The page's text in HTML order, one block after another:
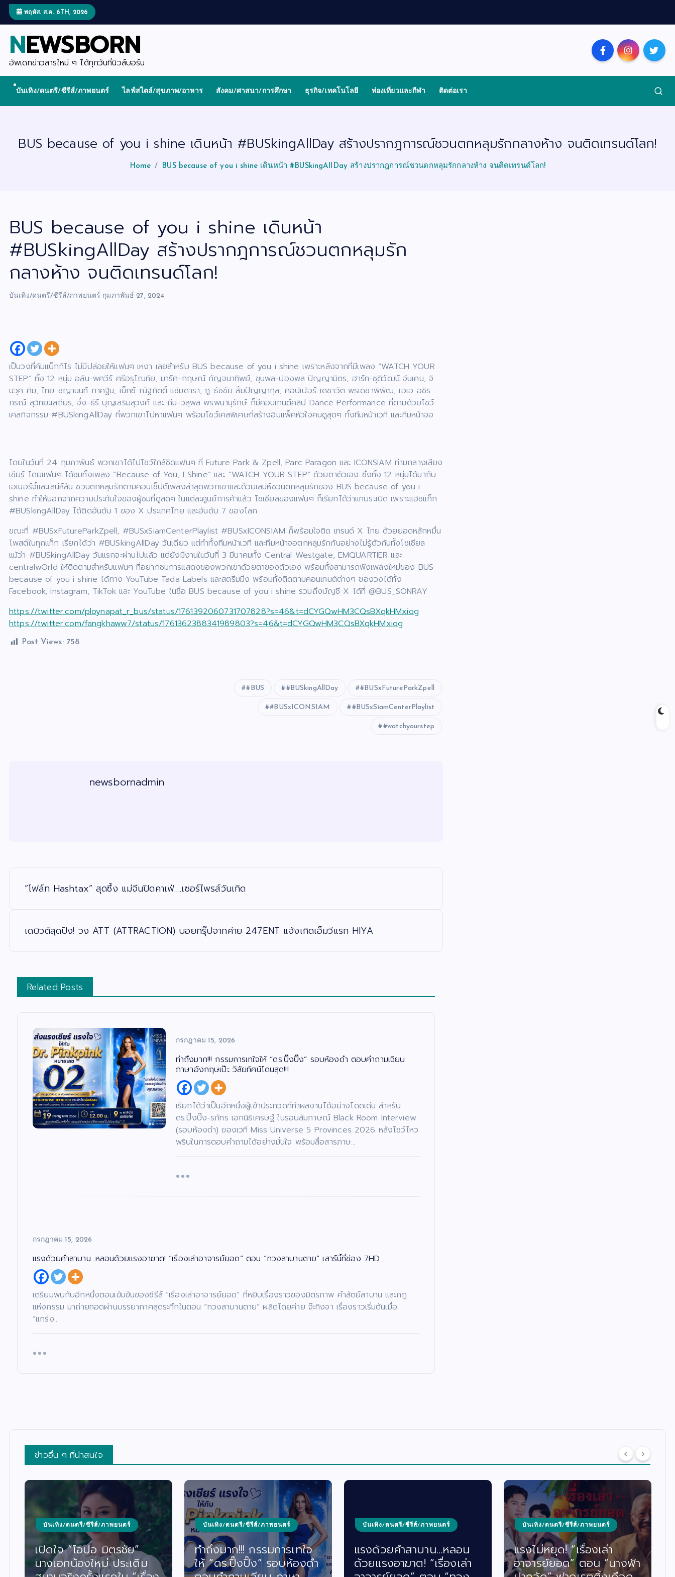
t
พฤหัส. ส.ค. 6TH, 2026
NEWSBORN
อัพเดทข่าวสารใหม่ ๆ ได้ทุกวันที่นิวส์บอร์น
บันเทิง/ดนตรี/ซีรีส์/ภาพยนตร์ ไลฟ์สไตล์/สุขภาพ/อาหาร สังคม/ศาสนา/การศึกษา ธุรกิจ/เทคโนโลยี ท่องเที่ยวและกีฬา ติดต่อเรา
BUS because of you i shine เดินหน้า #BUSkingAllDay สร้างปรากฎการณ์ชวนตกหลุมรักกลางห้าง จนติดเทรนด์โลก!
Home BUS because of you i shine เดินหน้า #BUSkingAllDay สร้างปรากฎการณ์ชวนตกหลุมรักกลางห้าง จนติดเทรนด์โลก!
BUS because of you i shine เดินหน้า
#BUSkingAllDay สร้างปรากฎการณ์ชวนตกหลุมรัก
กลางห้าง จนติดเทรนด์โลก!
บันเทิง/ดนตรี/ซีรีส์/ภาพยนตร์ กุมภาพันธ์ 27, 2024
เป็นวงที่คัมแบ็กทีไร ไม่มีปล่อยให้แฟนๆ เหงา เลยสำหรับ BUS because of you i shine เพราะหลังจากที่มีเพลง “WATCH YOUR
STEP” ทั้ง 12 หนุ่ม อลัน-พศวีร์ ศรีอรุโณทัย, มาร์ค-กฤษณ์ กัญจนาทิพย์, ขุนพล-ปองพล ปัญญามิตร, ฮาร์ท-ชุติวัฒน์ จันเคน, จิ
นวุค คิม, ไทย-ชญานนท์ ภาคฐิน, เน็กซ์-ณัฐกิตติ์ แช่มดารา, ภู-ธัชชัย ลิ้มปัญญากุล, คอปเปอร์-เดชาวัต พรเดชาพิพัฒ, เอเอ-อชิร
กรณ์ สุวิทยะเสถียร, จั๋ง-ธีร์ บุญเสริมสุวงศ์ และ ภีม-วสุพล พรพนานุรักษ์ ก็มีคอนเทนต์คลิป Dance Performance ที่ตามด้วยโชว์
เคสกิจกรรม #BUSkingAllDay ที่พวกเขาไปหาแฟนๆ พร้อมโชว์เคสพิเศษที่สร้างอิมแพ็คหัวใจคนดูสุดๆ ทั้งทีมหน้าเวที และทีมหน้าจอ
โดยในวันที่ 24 กุมภาพันธ์ พวกเขาได้ไปโชว์ใกล้ชิดแฟนๆ ที่ Future Park & Zpell, Parc Paragon และ ICONSIAM ท่ามกลางเสียง
เชียร์ โดยแฟนๆ ได้ชมทั้งเพลง “Because of You, I Shine” และ “WATCH YOUR STEP” ด้วยตาตัวเอง ซึ่งทั้ง 12 หนุ่มได้มากับ
เอเนอร์จี้และเสน่ห์ล้น ชวนตกหลุมรักตามคอนเซ็ปต์เพลงล่าสุดพวกเขาและด้วยเสน่ห์ชวนตกหลุมรักของ BUS because of you i
shine ทำให้นอกจากความประทับใจของผู้ชมที่ดูสดๆ ในแต่ละศูนย์การค้าแล้ว โซเชียลของแฟนๆ ก็เรียกได้ว่าแทบระเบิด เพราะแฮชแท็ก
#BUSkingAllDay ได้ติดอันดับ 1 ของ X ประเทศไทย และอันดับ 7 ของโลก
ขณะที่ #BUSxFutureParkZpell, #BUSxSiamCenterPlaylist #BUSxICONSIAM ก็พร้อมใจติด เทรนด์ X ไทย ด้วยยอดหลักหมื่น
โพสต์ในทุกแท็ก เรียกได้ว่า #BUSkingAllDay วันเดียว แต่ทำทั้งทีมหน้าเวที และทีมหน้าจอตกหลุมรักกันอย่างไม่รู้ตัวกันทั้งโซเชียล
แม้ว่า #BUSkingAllDay วันแรกจะผ่านไปแล้ว แต่ยังมีงานในวันที่ 3 มีนาคมทั้ง Central Westgate, EMQUARTIER และ
centralwOrld ให้ติดตามสำหรับแฟนๆ ที่อยากชมการแสดงของพวกเขาด้วยตาของตัวเอง พร้อมทั้งสามารถฟังเพลงใหม่ของ BUS
because of you i shine ได้ทาง YouTube Tada Labels และสตรีมมิ่ง พร้อมทั้งติดตามคอนเทนต์ต่างๆ ของวงได้ทั้ง
Facebook, Instagram, TikTok และ YouTube ในชื่อ BUS because of you i shine รวมถึงบัญชี X ได้ที่ @BUS_SONRAY
https://twitter.com/ploynapat_r_bus/status/1761392060731707828?s=46&t=dCYGQwHM3CQsBXqkHMxiog
https://twitter.com/fangkhaww7/status/1761362388341989803?s=46&t=dCYGQwHM3CQsBXqkHMxiog
Post Views: 758
#BUS #BUSkingAllDay #BUSxFutureParkZpell
#BUSxICONSIAM #BUSxSiamCenterPlaylist
#watchyourstep
newsbornadmin
“โฟล์ท Hashtax” สุดซึ้ง แม่จีนปิดคาเฟ่….เซอร์ไพรส์วันเกิด
เดบิวต์สุดปัง! วง ATT (ATTRACTION) บอยกรุ๊ปจากค่าย 247ENT แจ้งเกิดเอ็มวีแรก HIYA
Related Posts
กรกฎาคม 15, 2026
ทำถึงมาก!!! กรรมการเทใจให้ “ดร.ปิ๊งปิ๊ง” รอบห้องดำ ตอบคำถามเฉียบ
ภาษาอังกฤษเป๊ะ วิสัยทัศน์โดนสุด!!!
เรียกได้ว่าเป็นอีกหนึ่งผู้เข้าประกวดที่ทำผลงานได้อย่างโดดเด่น สำหรับ
ดร.ปิ๊งปิ๊ง-รภัทร เอกนิธิเศรษฐ์ ในรอบสัมภาษณ์ Black Room Interview
(รอบห้องดำ) ของเวที Miss Universe 5 Provinces 2026 หลังโชว์ไหว
พริบในการตอบคำถามได้อย่างมั่นใจ พร้อมสื่อสารภาษ…
กรกฎาคม 15, 2026
แรงด้วยคำสาบาน…หลอนด้วยแรงอาฆาต! “เรื่องเล่าอาจารย์ยอด” ตอน “ทวงสาบานตาย” เสาร์นี้ที่ช่อง 7HD
เตรียมพบกับอีกหนึ่งตอนเข้มข้นของซีรีส์ “เรื่องเล่าอาจารย์ยอด” ที่หยิบเรื่องราวของมิตรภาพ คำสัตย์สาบาน และกฎ
แห่งกรรม มาถ่ายทอดผ่านบรรยากาศสุดระทึกในตอน “ทวงสาบานตาย” ผลิตโดยค่าย จ๊ะทิงจา เรื่องราวเริ่มต้นเมื่อ
“แกร่ง…
ข่าวอื่น ๆ ที่น่าสนใจ
บันเทิง/ดนตรี/ซีรีส์/ภาพยนตร์
เปิดใจ “โอปอ มิตรชัย”
นางเอกน้องใหม่ ประเดิม
บันเทิง/ดนตรี/ซีรีส์/ภาพยนตร์
ทำถึงมาก!!! กรรมการเทใจ
ให้ “ดร.ปิ๊งปิ๊ง” รอบห้องดำ
บันเทิง/ดนตรี/ซีรีส์/ภาพยนตร์
แรงด้วยคำสาบาน…หลอน
ด้วยแรงอาฆาต! “เรื่องเล่า
บันเทิง/ดนตรี/ซีรีส์/ภาพยนตร์
แรงไม่หยุด! “เรื่องเล่า
อาจารย์ยอด” ตอน “นางฟ้า